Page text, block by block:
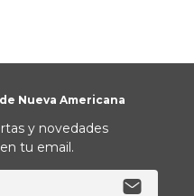
Nueva Americana
y novedades
tu email.